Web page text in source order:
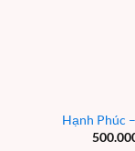
Hạnh Phúc